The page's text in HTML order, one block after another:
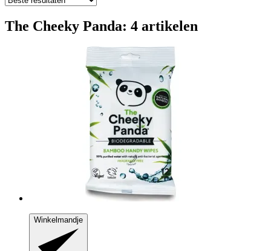
The Cheeky Panda: 4 artikelen
Winkelmandje